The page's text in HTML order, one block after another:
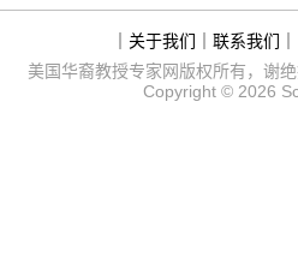
关于我们 联系我们
美国华裔教授专家网版权所有，谢
Copyright © 2026